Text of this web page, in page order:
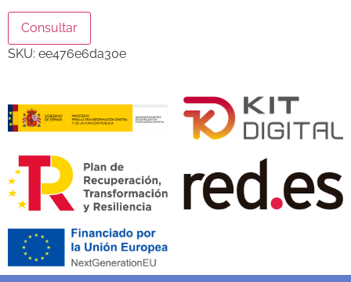
Consultar
SKU: ee476e6da30e